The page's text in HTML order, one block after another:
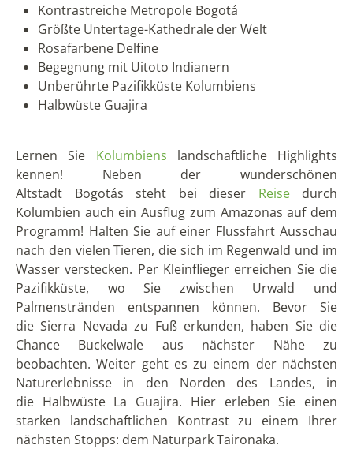
Kontrastreiche Metropole Bogotá
Größte Untertage-Kathedrale der Welt
Rosafarbene Delfine
Begegnung mit Uitoto Indianern
Unberührte Pazifikküste Kolumbiens
Halbwüste Guajira
Lernen Sie Kolumbiens landschaftliche Highlights
kennen! Neben der wunderschönen
Altstadt Bogotás steht bei dieser Reise durch
Kolumbien auch ein Ausflug zum Amazonas auf dem
Programm! Halten Sie auf einer Flussfahrt Ausschau
nach den vielen Tieren, die sich im Regenwald und im
Wasser verstecken. Per Kleinflieger erreichen Sie die
Pazifikküste, wo Sie zwischen Urwald und
Palmenstränden entspannen können. Bevor Sie
die Sierra Nevada zu Fuß erkunden, haben Sie die
Chance Buckelwale aus nächster Nähe zu
beobachten. Weiter geht es zu einem der nächsten
Naturerlebnisse in den Norden des Landes, in
die Halbwüste La Guajira. Hier erleben Sie einen
starken landschaftlichen Kontrast zu einem Ihrer
nächsten Stopps: dem Naturpark Taironaka.